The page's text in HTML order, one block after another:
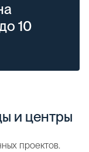
10
и центры
проектов.